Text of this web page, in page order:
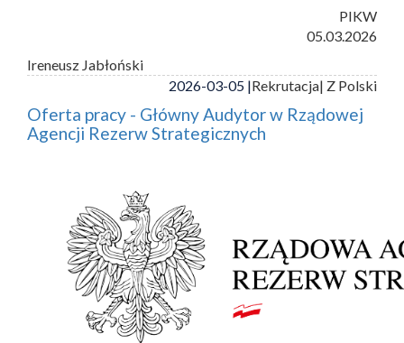
PIKW
05.03.2026
Ireneusz Jabłoński
2026-03-05 |Rekrutacja| Z Polski
Oferta pracy - Główny Audytor w Rządowej
Agencji Rezerw Strategicznych